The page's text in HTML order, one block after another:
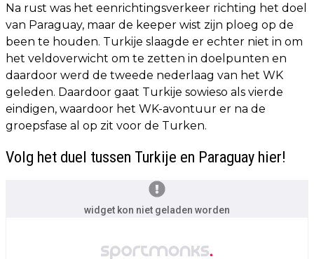
Na rust was het eenrichtingsverkeer richting het doel
van Paraguay, maar de keeper wist zijn ploeg op de
been te houden. Turkije slaagde er echter niet in om
het veldoverwicht om te zetten in doelpunten en
daardoor werd de tweede nederlaag van het WK
geleden. Daardoor gaat Turkije sowieso als vierde
eindigen, waardoor het WK-avontuur er na de
groepsfase al op zit voor de Turken.
Volg het duel tussen Turkije en Paraguay hier!
widget kon niet geladen worden